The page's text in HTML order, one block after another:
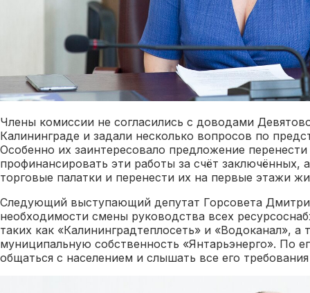
Члены комиссии не согласились с доводами
Калининграде и задали несколько вопросов по
Особенно их заинтересовало предложение
профинансировать эти работы за счёт заключённых,
торговые палатки и перенести их на первые этажи
Следующий выступающий депутат Горсовета
необходимости смены руководства всех
таких как «Калининградтеплосеть» и «Водоканал», а
муниципальную собственность «Янтарьэнерго». По
общаться с населением и слышать все его